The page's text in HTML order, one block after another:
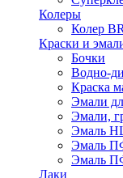
Колеры
Колер
Краски и
Бочки
Водно-
Краска
Эмали
Эмали,
Эмаль
Эмаль
Эмаль
Лаки